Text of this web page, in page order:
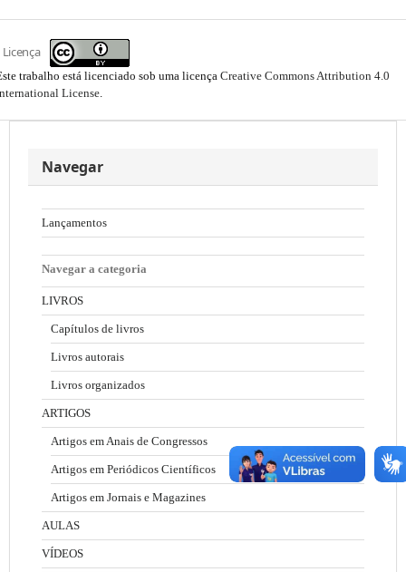
Licença
trabalho está licenciado sob uma licença Creative Commons Attribution 4.0
License.
Navegar
Lançamentos
Navegar a categoria
LIVROS
Capítulos de livros
Livros autorais
Livros organizados
ARTIGOS
Artigos em Anais de Congressos
Artigos em Periódicos Científicos
Artigos em Jornais e Magazines
AULAS
VÍDEOS